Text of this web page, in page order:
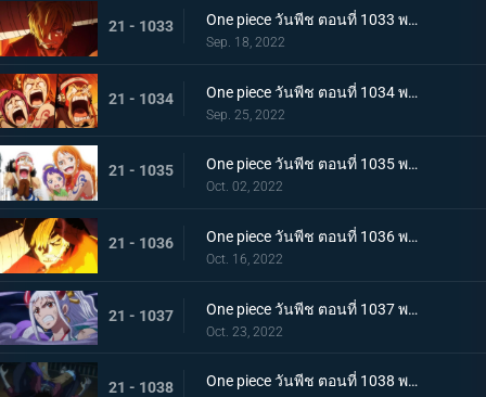
21 - 1033 One piece วันพีช ตอนที่ 1033 พากย์ไทย ชี้ขาด หมัดราชันย์เร่งความเร็วของลูฟี่
Sep. 18, 2022
21 - 1034 One piece วันพีช ตอนที่ 1034 พากย์ไทย ลูฟี่พ่ายแพ้! กลุ่มหมวกฟางตกที่นั่งลำบาก
Sep. 25, 2022
21 - 1035 One piece วันพีช ตอนที่ 1035 พากย์ไทย ร้อยอสูรเหยียบย่ำ สิ้นสมัยตระกูลโคสึกิ
Oct. 02, 2022
21 - 1036 One piece วันพีช ตอนที่ 1036 พากย์ไทย ต่อต้านคืนมืดมิด โชกุนใหญ่แคว้นวะกู่ก้อง
Oct. 16, 2022
21 - 1037 One piece วันพีช ตอนที่ 1037 พากย์ไทย เชื่อในลูฟี่สิ! พันธมิตรเปิดฉากโต้กลับ
Oct. 23, 2022
21 - 1038 One piece วันพีช ตอนที่ 1038 พากย์ไทย ท่าไม้ตายของนามิ! ศึกเสี่ยงตายของโอทามะ